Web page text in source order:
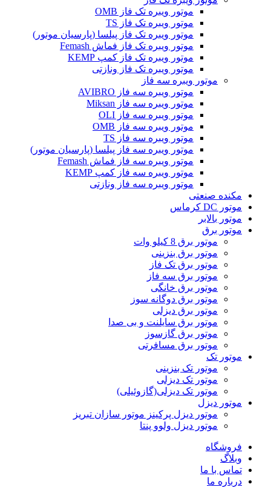
موتور ویبره تک فاز OMB
موتور ویبره تک فاز TS
موتور ویبره تک فاز پیلسا (پارسیان موتور)
موتور ویبره تک فاز فماش Femash
موتور ویبره تک فاز کمپ KEMP
موتور ویبره تک فاز ونازتی
موتور ویبره سه فاز
موتور ویبره سه فاز AVIBRO
موتور ویبره سه فاز Miksan
موتور ویبره سه فاز OLI
موتور ویبره سه فاز OMB
موتور ویبره سه فاز TS
موتور ویبره سه فاز پیلسا (پارسیان موتور)
موتور ویبره سه فاز فماش Femash
موتور ویبره سه فاز کمپ KEMP
موتور ویبره سه فاز ونازتی
مکنده صنعتی
موتور DC کرماس
موتور بالابر
موتور برق
موتور برق 8 کیلو وات
موتور برق بنزینی
موتور برق تک فاز
موتور برق سه فاز
موتور برق خانگی
موتور برق دوگانه سوز
موتور برق دیزلی
موتور برق سایلنت و بی صدا
موتور برق گازسوز
موتور برق مسافرتی
موتور تک
موتور تک بنزینی
موتور تک دیزلی
موتور تک دیزلی(گازوئیلی)
موتور دیزل
موتور دیزل پرکینز موتور سازان تبریز
موتور دیزل ولوو پنتا
فروشگاه
وبلاگ
تماس با ما
درباره ما